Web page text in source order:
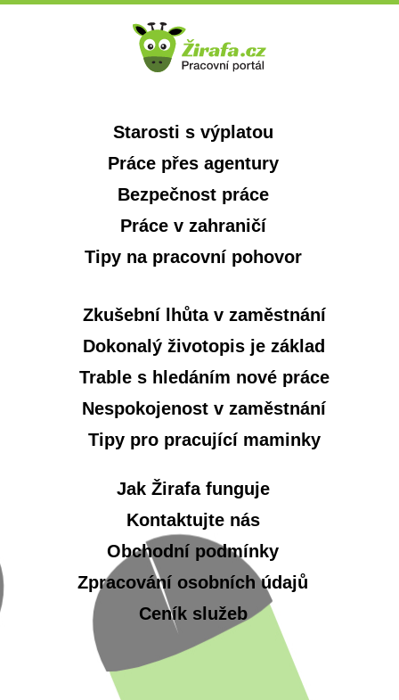
Starosti s výplatou
Práce přes agentury
Bezpečnost práce
Práce v zahraničí
Tipy na pracovní pohovor
Zkušební lhůta v zaměstnání
Dokonalý životopis je základ
Trable s hledáním nové práce
Nespokojenost v zaměstnání
Tipy pro pracující maminky
Jak Žirafa funguje
Kontaktujte nás
Obchodní podmínky
Zpracování osobních údajů
Ceník služeb